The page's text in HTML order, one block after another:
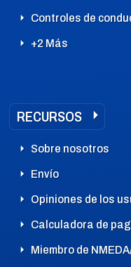
Controles de
+2 Más
RECURSOS
Sobre nosotros
Envío
Opiniones de los
Calculadora de
Miembro de